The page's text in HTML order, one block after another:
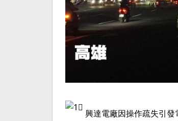
興達電廠因操作疏失引